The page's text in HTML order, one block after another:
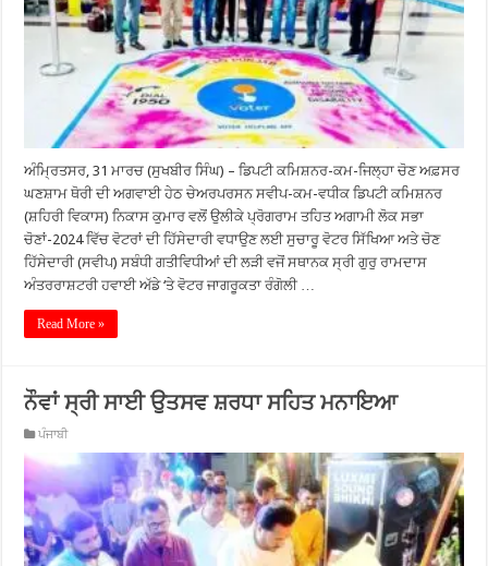
ਅੰਮ੍ਰਿਤਸਰ, 31 ਮਾਰਚ (ਸੁਖਬੀਰ ਸਿੰਘ) – ਡਿਪਟੀ ਕਮਿਸ਼ਨਰ-ਕਮ-ਜਿਲ੍ਹਾ ਚੋਣ ਅਫ਼ਸਰ
ਘਣਸ਼ਾਮ ਥੋਰੀ ਦੀ ਅਗਵਾਈ ਹੇਠ ਚੇਅਰਪਰਸਨ ਸਵੀਪ-ਕਮ-ਵਧੀਕ ਡਿਪਟੀ ਕਮਿਸ਼ਨਰ
(ਸ਼ਹਿਰੀ ਵਿਕਾਸ) ਨਿਕਾਸ ਕੁਮਾਰ ਵਲੋਂ ਉਲੀਕੇ ਪ੍ਰੋਗਰਾਮ ਤਹਿਤ ਅਗਾਮੀ ਲੋਕ ਸਭਾ
ਚੋਣਾਂ-2024 ਵਿੱਚ ਵੋਟਰਾਂ ਦੀ ਹਿੱਸੇਦਾਰੀ ਵਧਾਉਣ ਲਈ ਸੁਚਾਰੂ ਵੋਟਰ ਸਿੱਖਿਆ ਅਤੇ ਚੋਣ
ਹਿੱਸੇਦਾਰੀ (ਸਵੀਪ) ਸਬੰਧੀ ਗਤੀਵਿਧੀਆਂ ਦੀ ਲੜੀ ਵਜੋਂ ਸਥਾਨਕ ਸ੍ਰੀ ਗੁਰੁ ਰਾਮਦਾਸ
ਅੰਤਰਰਾਸ਼ਟਰੀ ਹਵਾਈ ਅੱਡੇ ‘ਤੇ ਵੋਟਰ ਜਾਗਰੂਕਤਾ ਰੰਗੋਲੀ …
Read More »
ਨੌਵਾਂ ਸ੍ਰੀ ਸਾਈ ਉਤਸਵ ਸ਼ਰਧਾ ਸਹਿਤ ਮਨਾਇਆ
ਪੰਜਾਬੀ